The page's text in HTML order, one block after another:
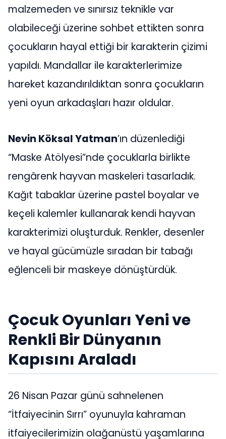
malzemeden ve sınırsız teknikle var
olabileceği üzerine sohbet ettikten sonra
çocukların hayal ettiği bir karakterin çizimi
yapıldı. Mandallar ile karakterlerimize
hareket kazandırıldıktan sonra çocukların
yeni oyun arkadaşları hazır oldular.
Nevin Köksal Yatman’ın düzenlediği
“Maske Atölyesi”nde çocuklarla birlikte
rengârenk hayvan maskeleri tasarladık.
Kağıt tabaklar üzerine pastel boyalar ve
keçeli kalemler kullanarak kendi hayvan
karakterimizi oluşturduk. Renkler, desenler
ve hayal gücümüzle sıradan bir tabağı
eğlenceli bir maskeye dönüştürdük.
Çocuk Oyunları Yeni ve
Renkli Bir Dünyanın
Kapısını Araladı
26 Nisan Pazar günü sahnelenen
“İtfaiyecinin Sırrı” oyunuyla kahraman
itfaiyecilerimizin olağanüstü yaşamlarına